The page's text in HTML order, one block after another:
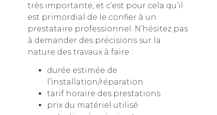
très importante, et c’est pour cela qu’il
est primordial de le confier à un
prestataire professionnel. N’hésitez pas
à demander des précisions sur la
nature des travaux à faire :
durée estimée de
l’installation/réparation
tarif horaire des prestations
prix du matériel utilisé